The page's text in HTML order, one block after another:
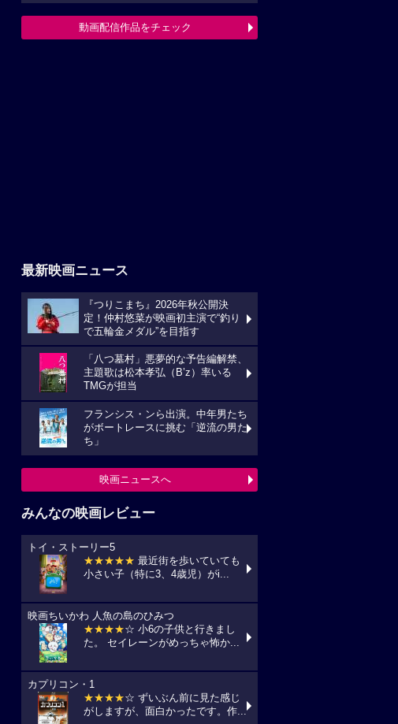
動画配信作品をチェック
最新映画ニュース
『つりこまち』2026年秋公開決
定！仲村悠菜が映画初主演で“釣り
で五輪金メダル”を目指す
「八つ墓村」悪夢的な予告編解禁、
主題歌は松本孝弘（B’z）率いる
TMGが担当
フランシス・ンら出演。中年男たち
がボートレースに挑む「逆流の男た
ち」
映画ニュースへ
みんなの映画レビュー
トイ・ストーリー5
★★★★★ 最近街を歩いていても
小さい子（特に3、4歳児）がi...
映画ちいかわ 人魚の島のひみつ
★★★★☆ 小6の子供と行きまし
た。 セイレーンがめっちゃ怖か...
カプリコン・1
★★★★☆ ずいぶん前に見た感じ
がしますが、面白かったです。作...